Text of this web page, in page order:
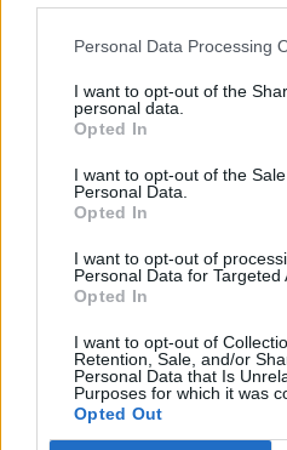
Personal Data Processing
I want to opt-out of the
personal data.
Opted In
I want to opt-out of the
Personal Data.
Opted In
I want to opt-out of
Personal Data for Targeted
Opted In
I want to opt-out of
Retention, Sale, and/or
Personal Data that Is
Purposes for which it was
Opted Out
LAISSER UN
Votre adresse e-mail ne sera